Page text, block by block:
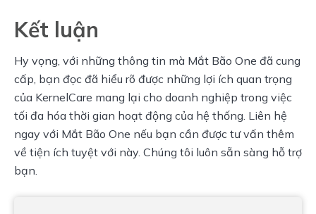
Kết luận
Hy vọng, với những thông tin mà Mắt Bão One đã cung
cấp, bạn đọc đã hiểu rõ được những lợi ích quan trọng
của KernelCare mang lại cho doanh nghiệp trong việc
tối đa hóa thời gian hoạt động của hệ thống. Liên hệ
ngay với Mắt Bão One nếu bạn cần được tư vấn thêm
về tiện ích tuyệt với này. Chúng tôi luôn sẵn sàng hỗ trợ
bạn.